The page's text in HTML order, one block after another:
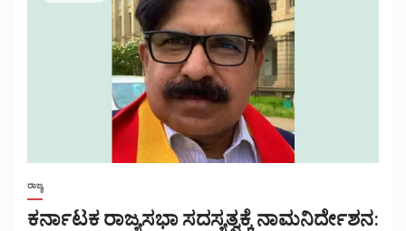
ರಾಜ್ಯ
ಕರ್ನಾಟಕ ರಾಜ್ಯಸಭಾ ಸದಸ್ಯತ್ವಕ್ಕೆ ನಾಮನಿರ್ದೇಶನ: